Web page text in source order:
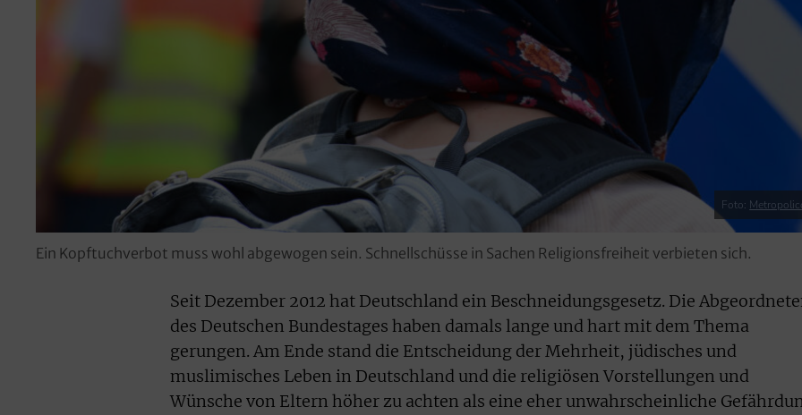
Foto:
Ein Kopftuchverbot muss wohl abgewogen sein. Schnellschüsse in Sachen Religionsfreiheit verbieten sich.
Seit Dezember 2012 hat Deutschland ein Beschneidungsgesetz. Die
des Deutschen Bundestages haben damals lange und hart mit dem Thema
gerungen. Am Ende stand die Entscheidung der Mehrheit, jüdisches und
muslimisches Leben in Deutschland und die religiösen Vorstellungen und
Wünsche von Eltern höher zu achten als eine eher unwahrscheinliche